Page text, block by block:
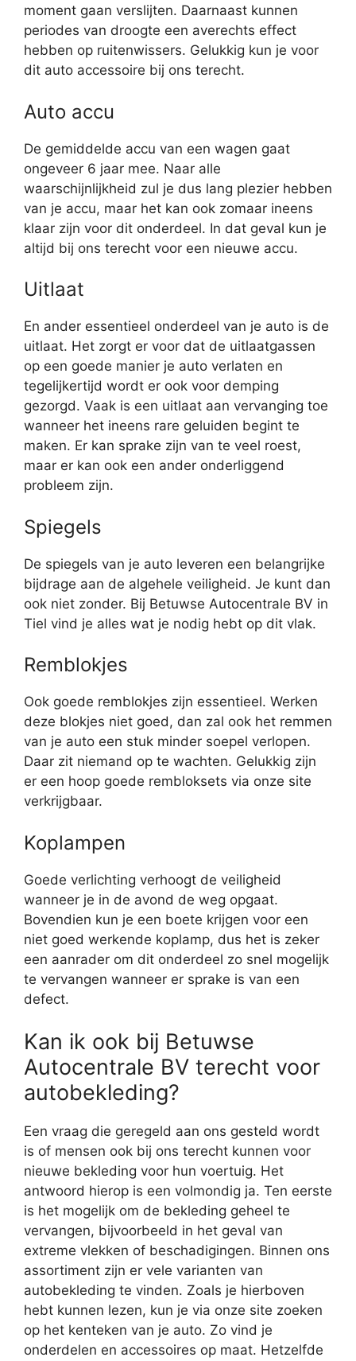
moment gaan verslijten. Daarnaast kunnen
periodes van droogte een averechts effect
hebben op ruitenwissers. Gelukkig kun je voor
dit auto accessoire bij ons terecht.
Auto accu
De gemiddelde accu van een wagen gaat
ongeveer 6 jaar mee. Naar alle
waarschijnlijkheid zul je dus lang plezier hebben
van je accu, maar het kan ook zomaar ineens
klaar zijn voor dit onderdeel. In dat geval kun je
altijd bij ons terecht voor een nieuwe accu.
Uitlaat
En ander essentieel onderdeel van je auto is de
uitlaat. Het zorgt er voor dat de uitlaatgassen
op een goede manier je auto verlaten en
tegelijkertijd wordt er ook voor demping
gezorgd. Vaak is een uitlaat aan vervanging toe
wanneer het ineens rare geluiden begint te
maken. Er kan sprake zijn van te veel roest,
maar er kan ook een ander onderliggend
probleem zijn.
Spiegels
De spiegels van je auto leveren een belangrijke
bijdrage aan de algehele veiligheid. Je kunt dan
ook niet zonder. Bij Betuwse Autocentrale BV in
Tiel vind je alles wat je nodig hebt op dit vlak.
Remblokjes
Ook goede remblokjes zijn essentieel. Werken
deze blokjes niet goed, dan zal ook het remmen
van je auto een stuk minder soepel verlopen.
Daar zit niemand op te wachten. Gelukkig zijn
er een hoop goede rembloksets via onze site
verkrijgbaar.
Koplampen
Goede verlichting verhoogt de veiligheid
wanneer je in de avond de weg opgaat.
Bovendien kun je een boete krijgen voor een
niet goed werkende koplamp, dus het is zeker
een aanrader om dit onderdeel zo snel mogelijk
te vervangen wanneer er sprake is van een
defect.
Kan ik ook bij Betuwse
Autocentrale BV terecht voor
autobekleding?
Een vraag die geregeld aan ons gesteld wordt
is of mensen ook bij ons terecht kunnen voor
nieuwe bekleding voor hun voertuig. Het
antwoord hierop is een volmondig ja. Ten eerste
is het mogelijk om de bekleding geheel te
vervangen, bijvoorbeeld in het geval van
extreme vlekken of beschadigingen. Binnen ons
assortiment zijn er vele varianten van
autobekleding te vinden. Zoals je hierboven
hebt kunnen lezen, kun je via onze site zoeken
op het kenteken van je auto. Zo vind je
onderdelen en accessoires op maat. Hetzelfde